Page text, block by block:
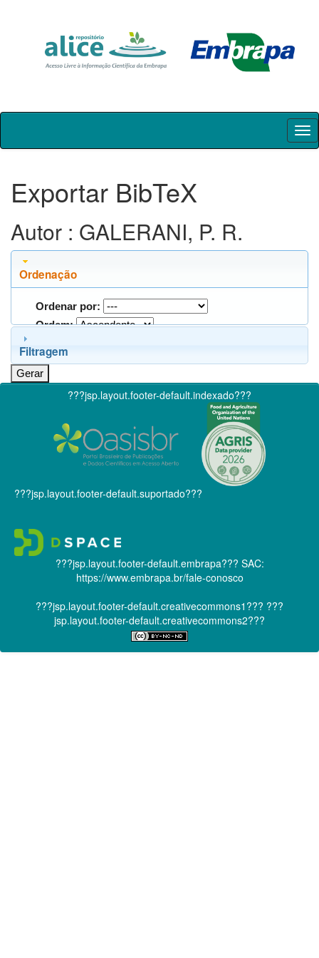
Skip
Exportar BibTeX
Autor : GALERANI, P. R.
Ordenação
Ordenar por:
Ordem:
Filtragem
???jsp.layout.footer-default.indexado???
???jsp.layout.footer-default.suportado???
???jsp.layout.footer-default.embrapa??? SAC:
https://www.embrapa.br/fale-conosco
???jsp.layout.footer-default.creativecommons1??? ???
jsp.layout.footer-default.creativecommons2???